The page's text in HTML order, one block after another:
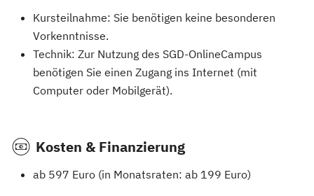
Kursteilnahme: Sie benötigen keine besonderen
Vorkenntnisse.
Technik: Zur Nutzung des SGD-OnlineCampus
benötigen Sie einen Zugang ins Internet (mit
Computer oder Mobilgerät).
Kosten & Finanzierung
ab 597 Euro (in Monatsraten: ab 199 Euro)